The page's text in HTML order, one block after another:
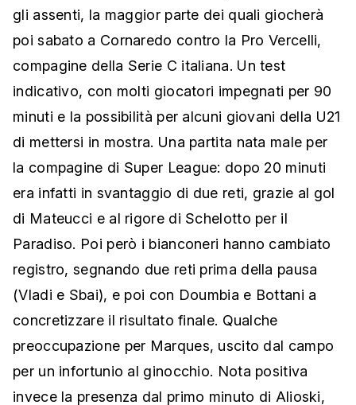
gli assenti, la maggior parte dei quali giocherà
poi sabato a Cornaredo contro la Pro Vercelli,
compagine della Serie C italiana. Un test
indicativo, con molti giocatori impegnati per 90
minuti e la possibilità per alcuni giovani della U21
di mettersi in mostra. Una partita nata male per
la compagine di Super League: dopo 20 minuti
era infatti in svantaggio di due reti, grazie al gol
di Mateucci e al rigore di Schelotto per il
Paradiso. Poi però i bianconeri hanno cambiato
registro, segnando due reti prima della pausa
(Vladi e Sbai), e poi con Doumbia e Bottani a
concretizzare il risultato finale. Qualche
preoccupazione per Marques, uscito dal campo
per un infortunio al ginocchio. Nota positiva
invece la presenza dal primo minuto di Alioski,